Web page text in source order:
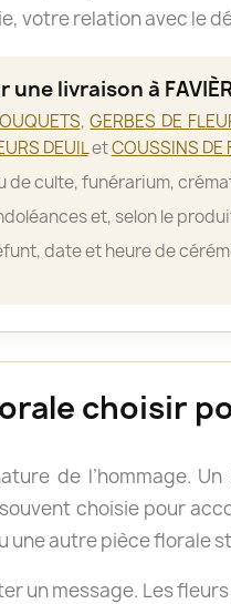
votre relation avec le
livraison à
,GERBES DE
DEUILetCOUSSINS DE
de culte, funérarium,
et, selon le
date et heure de
choisir
de l’hommage.
choisie pour
une autre pièce florale
un message. Les